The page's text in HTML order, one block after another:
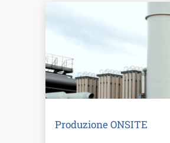
Produzione ONSITE